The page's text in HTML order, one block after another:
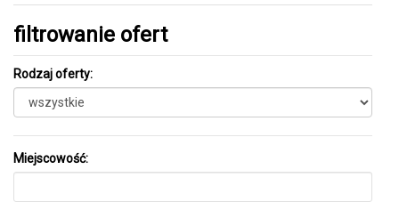
filtrowanie ofert
Rodzaj oferty:
Miejscowość: